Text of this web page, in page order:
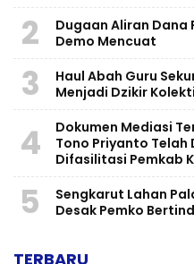
2
Dugaan Aliran Dana
Demo Mencuat
3
Haul Abah Guru
Menjadi Dzikir
4
​Dokumen Mediasi
Tono Priyanto
Difasilitasi Pemkab
5
Sengkarut Lahan
Desak Pemko
TERBARU